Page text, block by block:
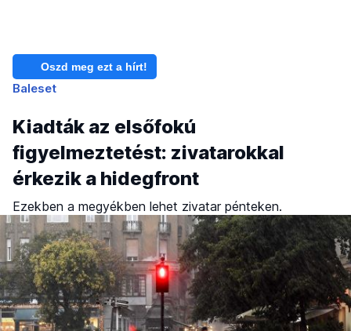
Oszd meg ezt a hírt!
Baleset
Kiadták az elsőfokú
figyelmeztetést: zivatarokkal
érkezik a hidegfront
Ezekben a megyékben lehet zivatar pénteken.